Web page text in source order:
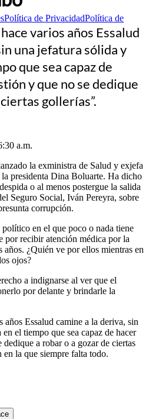
Política de PrivacidadPolítica de
varios años Essalud
una jefatura sólida y
que sea capaz de
y que no se dedique
gollerías”.
a.m.
la exministra de Salud y exjefa
presidenta Dina Boluarte. Ha dicho
o al menos postergue la salida
Seguro Social, Iván Pereyra, sobre
corrupción.
en el que poco o nada tiene
por recibir atención médica por la
años. ¿Quién ve por ellos mientras en
ojos?
a indignarse al ver que el
por delante y brindarle la
años Essalud camine a la deriva, sin
el tiempo que sea capaz de hacer
a robar o a gozar de ciertas
la que siempre falta todo.